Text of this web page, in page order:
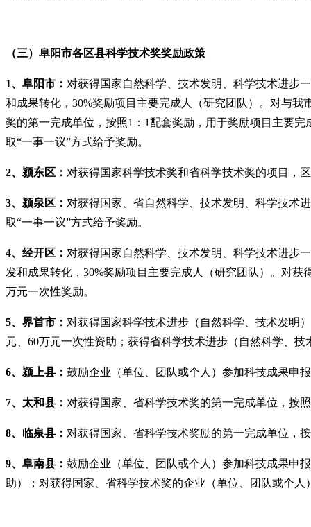
（三）阜阳市各区县科学技术奖奖励政策
1、阜阳市： 对获得国家自然科学、技术发明、科学技术进步
和成果转化，30%奖励项目主要完成人（研究团队）。对与
奖的第一完成单位，按照1：1配套奖励，用于奖励项目主要
取“一事一议”方式给予奖励。
2、颍东区： 对获得国家科学技术奖和省科学技术奖的项目，
3、颍泉区： 对获得国家、省自然科学、技术发明、科学技术
取“一事一议”方式给予奖励。
4、经开区： 对获得国家自然科学、技术发明、科学技术进步
发和成果转化，30%奖励项目主要完成人（研究团队）。对
万元一次性奖励。
5、界首市： 对获得国家科学技术进步（自然科学、技术发明
元、60万元一次性资助；获得省科学技术进步（自然科学、
6、颍上县： 鼓励企业（单位、团队或个人）参加科技成果申
7、太和县： 对获得国家、省科学技术奖的第一完成单位，按
8、临泉县： 对获得国家、省科学技术奖励的第一完成单位，
9、阜南县： 鼓励企业（单位、团队或个人）参加科技成果申
助）；对获得国家、省科学技术奖的企业（单位、团队或个人